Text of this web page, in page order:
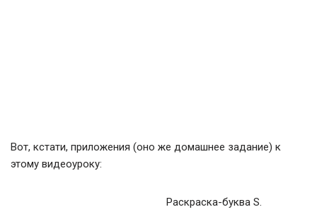
Вот, кстати, приложения (оно же домашнее задание) к
этому видеоуроку:
Раскраска-буква S.